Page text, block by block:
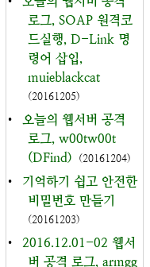
로그, SOAP 원격코
드실행, D-Link 명
령어 삽입,
muieblackcat
(20161205)
•
오늘의 웹서버 공격
로그, w00tw00t
(DFind)
(20161204)
•
기억하기 쉽고 안전한
비밀번호 만들기
(20161203)
•
2016.12.01-02 웹서
버 공격 로그, armgg